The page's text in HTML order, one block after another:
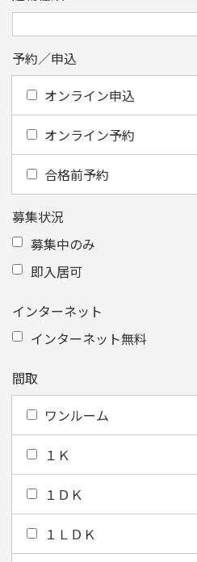
予約／申込
オンライン申込
オンライン予約
合格前予約
募集状況
募集中のみ
即入居可
インターネット
インターネット無料
間取
ワンルーム
１Ｋ
１ＤＫ
１ＬＤＫ